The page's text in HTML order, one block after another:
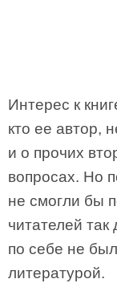
Интерес к
кто ее автор,
и о прочих
вопросах. Но
не смогли бы
читателей
по себе не
литературой.